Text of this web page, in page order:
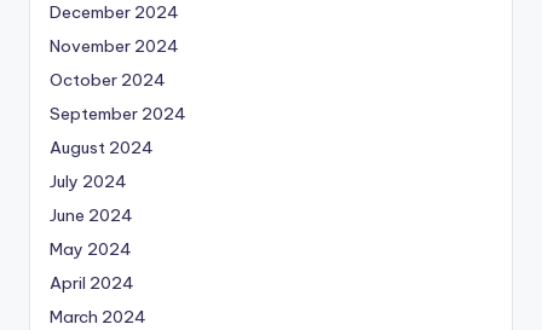
December 2024
November 2024
October 2024
September 2024
August 2024
July 2024
June 2024
May 2024
April 2024
March 2024